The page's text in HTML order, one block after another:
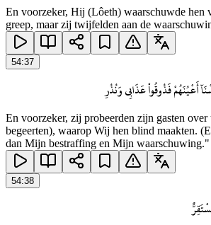
En voorzeker, Hij (Lôeth) waarschuwde hen
greep, maar zij twijfelden aan de
54:37
أَعْيُنَهُمْ فَذُوقُوا۟ عَذَابِى وَنُذُرِ
En voorzeker, zij probeerden zijn gasten over
begeerten), waarop Wij hen blind maakten.
dan Mijn bestraffing en Mijn waarschuwing."
54:38